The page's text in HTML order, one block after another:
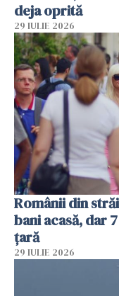
deja oprită
29 IULIE 2026
Românii din
bani acasă, dar
țară
29 IULIE 2026